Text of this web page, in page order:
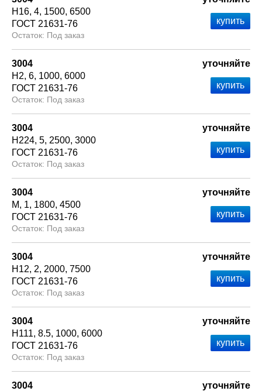
Н16 4 1500 6500
ГОСТ 21631-76
Под заказ
3004
Н2 6 1000 6000
ГОСТ 21631-76
Под заказ
уточняйте
3004
Н224 5 2500 3000
ГОСТ 21631-76
Под заказ
уточняйте
3004
М
1 1800 4500
ГОСТ 21631-76
Под заказ
уточняйте
3004
Н12 2 2000 7500
ГОСТ 21631-76
Под заказ
уточняйте
3004
Н111 8.5 1000 6000
ГОСТ 21631-76
Под заказ
уточняйте
3004
уточняйте